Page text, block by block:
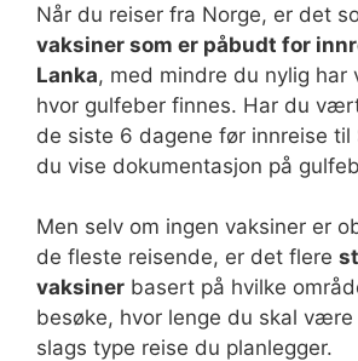
Når du reiser fra Norge, er det
vaksiner som er påbudt for
Lanka, med mindre du nylig
hvor gulfeber finnes. Har du
de siste 6 dagene før innreise til
du vise dokumentasjon på
Men selv om ingen vaksiner er
de fleste reisende, er det flere
vaksiner basert på hvilke
besøke, hvor lenge du skal være
slags type reise du planlegger.